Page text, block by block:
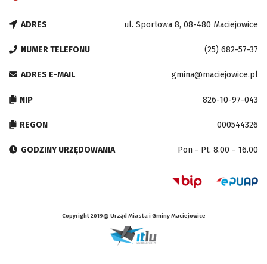
ADRES ul. Sportowa 8, 08-480 Maciejowice
NUMER TELEFONU (25) 682-57-37
ADRES E-MAIL gmina@maciejowice.pl
NIP 826-10-97-043
REGON 000544326
GODZINY URZĘDOWANIA Pon - Pt. 8.00 - 16.00
Copyright 2019@ Urząd Miasta i Gminy Maciejowice